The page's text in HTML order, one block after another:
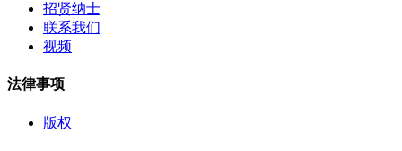
招贤纳士
联系我们
视频
法律事项
版权